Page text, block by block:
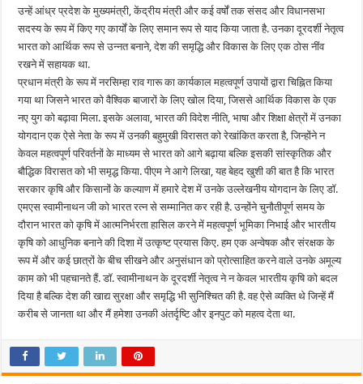
उन्हें आंध्र प्रदेश के मुख्यमंत्री, केंद्रीय मंत्री और कई वर्षों तक संसद और विधानसभा
सदस्य के रूप में किए गए कार्यों के लिए समान रूप से याद किया जाता है. उनका दूरदर्शी नेतृत्व
भारत को आर्थिक रूप से उन्नत बनाने, देश की समृद्धि और विकास के लिए एक ठोस नींव
रखने में सहायक था.
प्रधान मंत्री के रूप में नरसिम्हा राव गारू का कार्यकाल महत्वपूर्ण उपायों द्वारा चिह्नित किया
गया था जिसने भारत को वैश्विक बाजारों के लिए खोल दिया, जिससे आर्थिक विकास के एक
नए युग को बढ़ावा मिला. इसके अलावा, भारत की विदेश नीति, भाषा और शिक्षा क्षेत्रों में उनका
योगदान एक ऐसे नेता के रूप में उनकी बहुमुखी विरासत को रेखांकित करता है, जिन्होंने न
केवल महत्वपूर्ण परिवर्तनों के माध्यम से भारत को आगे बढ़ाया बल्कि इसकी सांस्कृतिक और
बौद्धिक विरासत को भी समृद्ध किया. पीएम ने आगे लिखा, यह बेहद खुशी की बात है कि भारत
सरकार कृषि और किसानों के कल्याण में हमारे देश में उनके उल्लेखनीय योगदान के लिए डॉ.
एमएस स्वामीनाथन जी को भारत रत्न से सम्मानित कर रही है. उन्होंने चुनौतीपूर्ण समय के
दौरान भारत को कृषि में आत्मनिर्भरता हासिल करने में महत्वपूर्ण भूमिका निभाई और भारतीय
कृषि को आधुनिक बनाने की दिशा में उत्कृष्ट प्रयास किए. हम एक अन्वेषक और संरक्षक के
रूप में और कई छात्रों के बीच सीखने और अनुसंधान को प्रोत्साहित करने वाले उनके अमूल्य
काम को भी पहचानते हैं. डॉ. स्वामीनाथन के दूरदर्शी नेतृत्व ने न केवल भारतीय कृषि को बदल
दिया है बल्कि देश की खाद्य सुरक्षा और समृद्धि भी सुनिश्चित की है. वह ऐसे व्यक्ति थे जिन्हें मैं
करीब से जानता था और मैं हमेशा उनकी अंतर्दृष्टि और इनपुट को महत्व देता था.